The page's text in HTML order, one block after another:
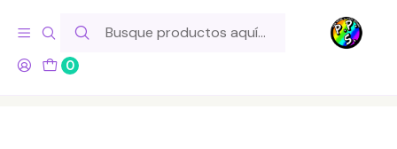
0
Hola! Si tu pedido incluye productos de fabricación propia,
ten en cuenta este tiempo para el despacho